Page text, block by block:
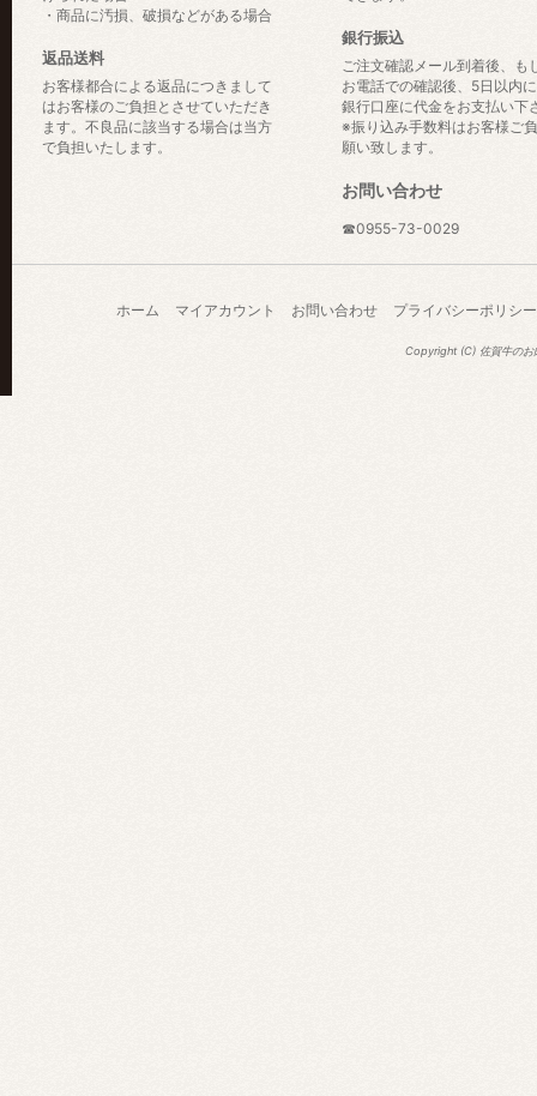
・商品に汚損、破損などがある場合
返品送料
お客様都合による返品につきまして
はお客様のご負担とさせていただき
ます。不良品に該当する場合は当方
で負担いたします。
銀行振込
ご注文確認メール到着後、も
お電話での確認後、5日以内
銀行口座に代金をお支払い下
※振り込み手数料はお客様ご
願い致します。
お問い合わせ
☎0955-73-0029
ホーム マイアカウント お問い合わせ プライバシーポリシー
Copyright (C) 佐賀牛のお